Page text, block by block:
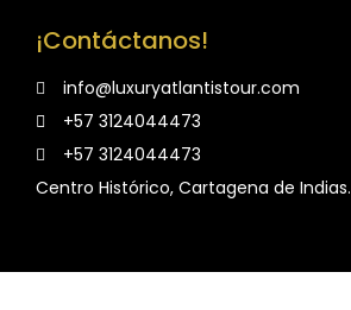
¡Contáctanos!
info@luxuryatlantistour.com
+57 3124044473
+57 3124044473
Centro Histórico, Cartagena de Indias.